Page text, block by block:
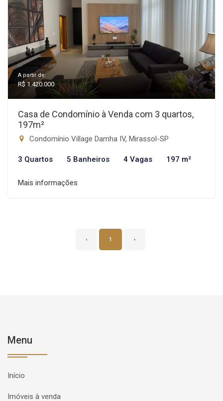
A partir de:
R$ 1.420.000
Casa de Condomínio à Venda com 3 quartos,
197m²
Condomínio Village Damha IV, Mirassol-SP
3 Quartos 5 Banheiros 4 Vagas 197 m²
Mais informações
‹ 1 ›
Menu
Início
Imóveis à venda